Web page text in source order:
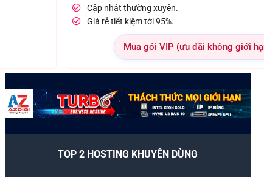
Cập nhật thường xuyên.
Giá rẻ tiết kiệm tới 95%.
Mua gói VIP (ưu đãi không giới
TOP 2 HOSTING KHUYÊN DÙNG